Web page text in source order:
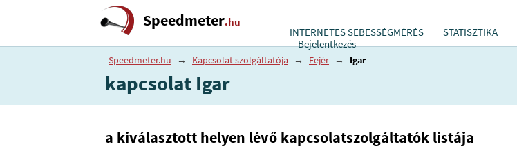
Speedmeter.hu
INTERNETES SEBESSÉGMÉRÉS STATISZTIKA
Bejelentkezés
Speedmeter.hu → Kapcsolat szolgáltatója → Fejér → Igar
kapcsolat Igar
a kiválasztott helyen lévő kapcsolatszolgáltatók listája